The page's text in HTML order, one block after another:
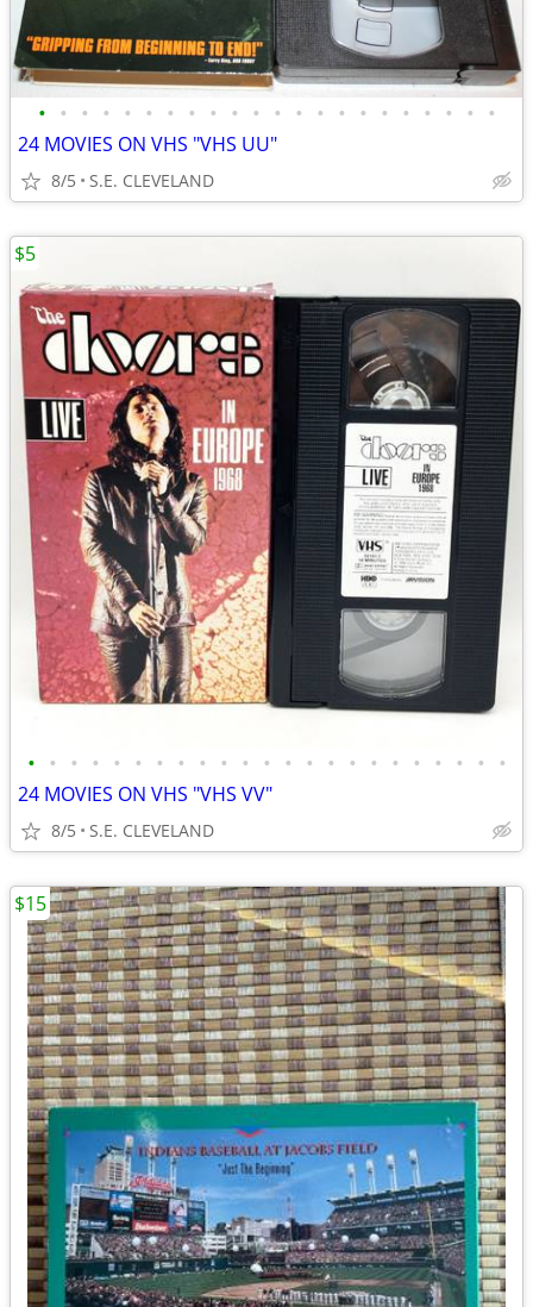
• • • • • • • • • • • • • • • • • • • • • •
24 MOVIES ON VHS "VHS UU"
8/5 S.E. CLEVELAND
• • • • • • • • • • • • • • • • • • • • • • •
24 MOVIES ON VHS "VHS VV"
8/5 S.E. CLEVELAND
$5
$15